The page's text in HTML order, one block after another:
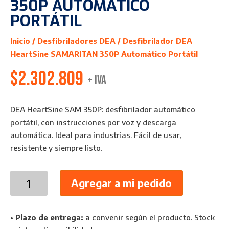
350P AUTOMÁTICO
PORTÁTIL
Inicio / Desfibriladores DEA / Desfibrilador DEA
HeartSine SAMARITAN 350P Automático Portátil
$2.302.809 + IVA
DEA HeartSine SAM 350P: desfibrilador automático
portátil, con instrucciones por voz y descarga
automática. Ideal para industrias. Fácil de usar,
resistente y siempre listo.
SAMARITAN
Agregar a mi pedido
• Plazo de entrega: a convenir según el producto. Stock